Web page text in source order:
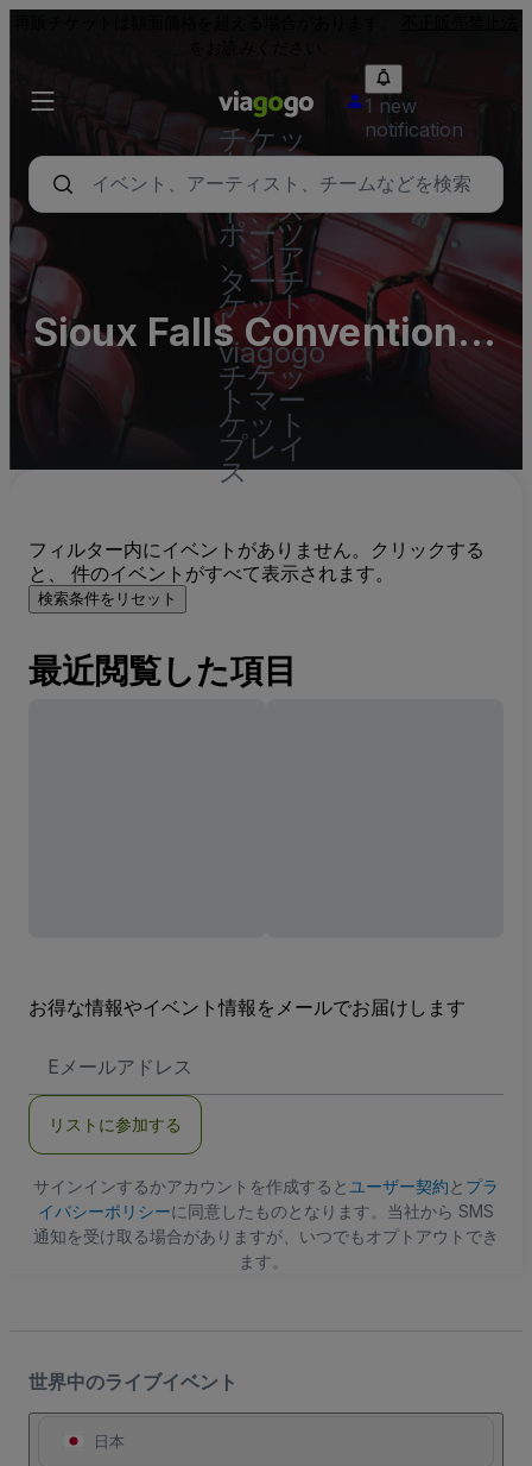
チケッ
ト - コ
ンサー
ト、ス
ポーツ
、シア
ターチ
ケット
|
viagogo
チケッ
トマー
ケット
プレイ
ス
1 new
notification
Sioux Falls Convention
Center
フィルター内にイベントがありません。クリックする
と、 件のイベントがすべて表示されます。
検索条件をリセット
最近閲覧した項目
お得な情報やイベント情報をメールでお届けします
メ
ア
ス
リストに参加する
サインインするかアカウントを作成すると ユーザー契約と プラ
イバシーポリシーに同意したものとなります。当社から SMS
通知を受け取る場合がありますが、いつでもオプトアウトでき
ます。
世界中のライブイベント
日本